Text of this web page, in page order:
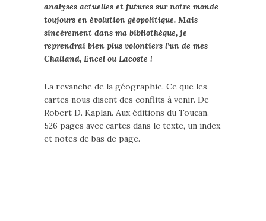
analyses actuelles et futures sur notre monde
toujours en évolution géopolitique. Mais
sincèrement dans ma bibliothèque, je
reprendrai bien plus volontiers l’un de mes
Chaliand, Encel ou Lacoste !
La revanche de la géographie. Ce que les
cartes nous disent des conflits à venir. De
Robert D. Kaplan. Aux éditions du Toucan.
526 pages avec cartes dans le texte, un index
et notes de bas de page.